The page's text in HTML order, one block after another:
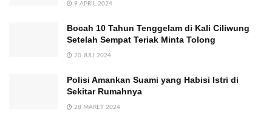
9 APRIL 2024
Bocah 10 Tahun Tenggelam di Kali Ciliwung
Setelah Sempat Teriak Minta Tolong
20 JULI 2024
Polisi Amankan Suami yang Habisi Istri di
Sekitar Rumahnya
28 MARET 2024